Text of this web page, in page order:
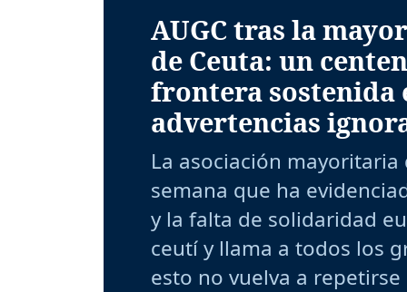
AUGC tras la
de Ceuta: un
frontera sostenida
advertencias
La asociación
semana que ha
y la falta de solidaridad
ceutí y llama a todos los
esto no vuelva a repetirse